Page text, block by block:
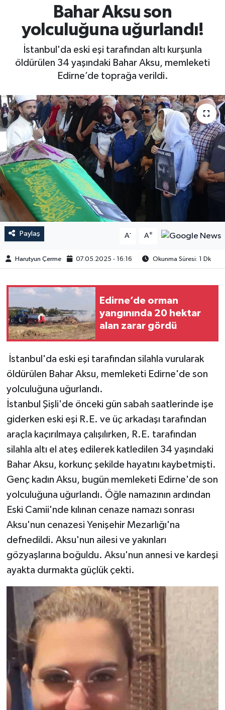
Bahar Aksu son
yolculuğuna uğurlandı!
İstanbul'da eski eşi tarafından altı kurşunla
öldürülen 34 yaşındaki Bahar Aksu, memleketi
Edirne’de toprağa verildi.
Paylaş A- A+
Harutyun Çerme 07.05.2025 - 16:16 Okunma Süresi: 1 Dk
Edirne’de orman
yangınında 20 hektar
alan zarar gördü
İstanbul'da eski eşi tarafından silahla vurularak
öldürülen Bahar Aksu, memleketi Edirne'de son
yolculuğuna uğurlandı.
İstanbul Şişli'de önceki gün sabah saatlerinde işe
giderken eski eşi R.E. ve üç arkadaşı tarafından
araçla kaçırılmaya çalışılırken, R.E. tarafından
silahla altı el ateş edilerek katledilen 34 yaşındaki
Bahar Aksu, korkunç şekilde hayatını kaybetmişti.
Genç kadın Aksu, bugün memleketi Edirne'de son
yolculuğuna uğurlandı. Öğle namazının ardından
Eski Camii'nde kılınan cenaze namazı sonrası
Aksu'nun cenazesi Yenişehir Mezarlığı'na
defnedildi. Aksu'nun ailesi ve yakınları
gözyaşlarına boğuldu. Aksu'nun annesi ve kardeşi
ayakta durmakta güçlük çekti.